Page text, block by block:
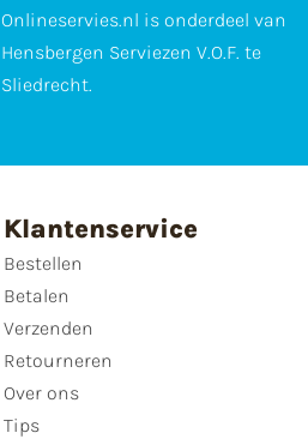
Onlineservies.nl is onderdeel van
Hensbergen Serviezen V.O.F. te
Sliedrecht.
Klantenservice
Bestellen
Betalen
Verzenden
Retourneren
Over ons
Tips